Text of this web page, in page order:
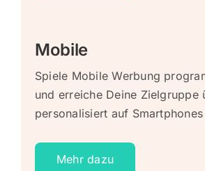
Mobile
Spiele Mobile Werbung
und erreiche Deine Zielgruppe
personalisiert auf
Mehr dazu